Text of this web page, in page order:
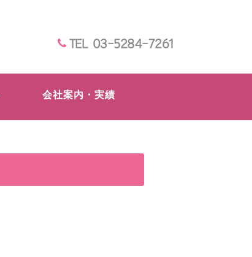
TEL 03-5284-7261
会社案内・実績